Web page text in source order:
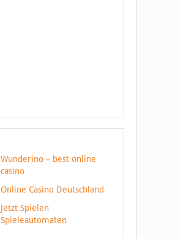
Wunderino – best online
casino
Online Casino Deutschland
Jetzt Spielen
Spieleautomaten